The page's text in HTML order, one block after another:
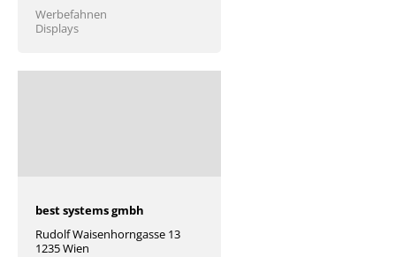
Werbefahnen
Displays
best systems gmbh
Rudolf Waisenhorngasse 13
1235 Wien